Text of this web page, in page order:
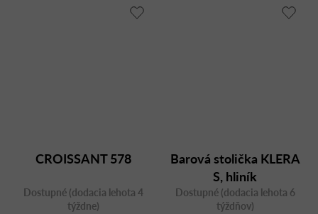
CROISSANT 578
Dostupné (dodacia lehota 4
týždne)
Barová stolička KLERA
S, hliník
Dostupné (dodacia lehota 6
týždňov)